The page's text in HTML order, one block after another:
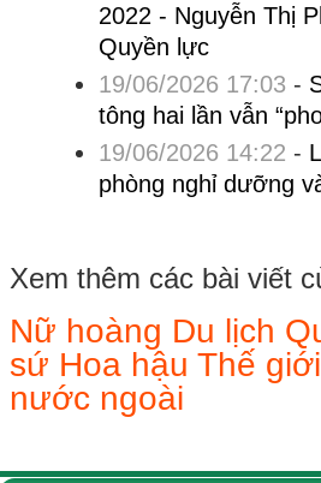
2022 - Nguyễn Thị
Quyền lực
19/06/2026 17:03 -
tông hai lần vẫn
19/06/2026 14:22 -
phòng nghỉ dưỡng
Xem thêm các bài viết
Nữ hoàng Du lịch
sứ Hoa hậu Thế
nước ngoài